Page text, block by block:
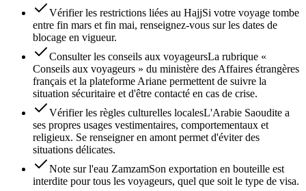
Vérifier les restrictions liées au HajjSi votre voyage tombe
entre fin mars et fin mai, renseignez-vous sur les dates de
blocage en vigueur.
Consulter les conseils aux voyageursLa rubrique «
Conseils aux voyageurs » du ministère des Affaires étrangères
français et la plateforme Ariane permettent de suivre la
situation sécuritaire et d'être contacté en cas de crise.
Vérifier les règles culturelles localesL'Arabie Saoudite a
ses propres usages vestimentaires, comportementaux et
religieux. Se renseigner en amont permet d'éviter des
situations délicates.
Note sur l'eau ZamzamSon exportation en bouteille est
interdite pour tous les voyageurs, quel que soit le type de visa.